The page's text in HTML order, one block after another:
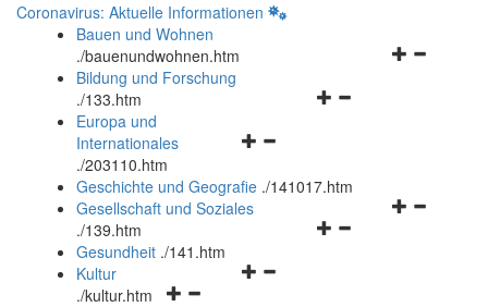
Coronavirus: Aktuelle Informationen
Bauen und Wohnen
./bauenundwohnen.htm
Navigationsmenü
Bildung und Forschung
./133.htm
Navigationsmenü
und
schließen
Europa und
Internationales
./203110.htm
Geschichte und Geografie ./141017.htm
Navigationsmenü
Gesellschaft und Soziales
./139.htm
Navigationsmenü
Gesundheit ./141.htm
Navigationsmenü
Kultur
./kultur.htm